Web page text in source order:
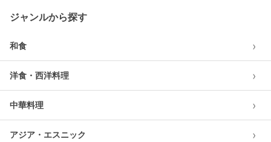
ジャンルから探す
和食 ›
洋食・西洋料理 ›
中華料理 ›
アジア・エスニック ›